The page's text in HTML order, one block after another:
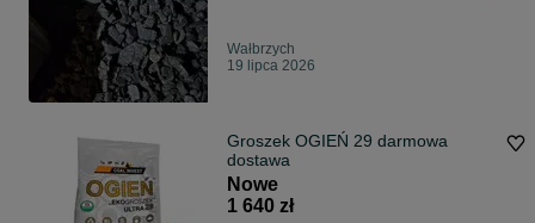
Wałbrzych
19 lipca 2026
Groszek OGIEŃ 29 darmowa
dostawa
Nowe
1 640 zł